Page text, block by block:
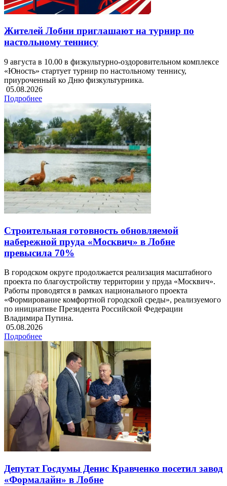
Жителей Лобни приглашают на турнир по
настольному теннису
9 августа в 10.00 в физкультурно-оздоровительном комплексе
«Юность» стартует турнир по настольному теннису,
приуроченный ко Дню физкультурника.
05.08.2026
Подробнее
Строительная готовность обновляемой
набережной пруда «Москвич» в Лобне
превысила 70%
В городском округе продолжается реализация масштабного
проекта по благоустройству территории у пруда «Москвич».
Работы проводятся в рамках национального проекта
«Формирование комфортной городской среды», реализуемого
по инициативе Президента Российской Федерации
Владимира Путина.
05.08.2026
Подробнее
Депутат Госдумы Денис Кравченко посетил завод
«Формалайн» в Лобне